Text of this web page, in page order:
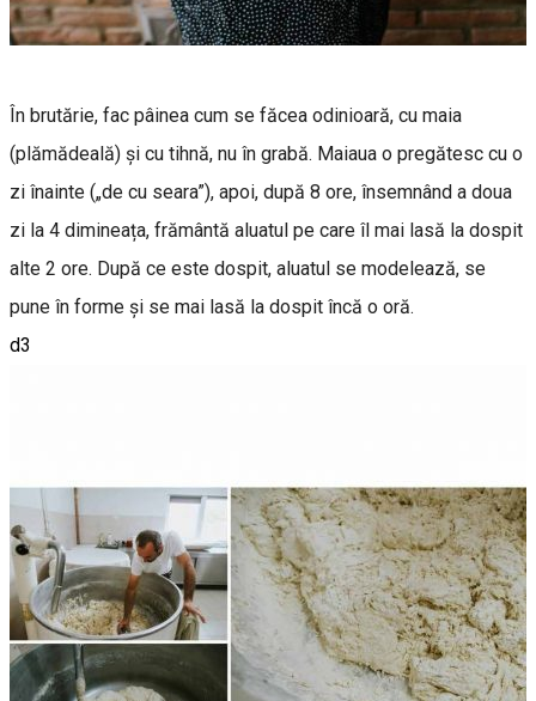
În brutărie, fac pâinea cum se făcea odinioară, cu maia
(plămădeală) și cu tihnă, nu în grabă. Maiaua o pregătesc cu o
zi înainte („de cu seara”), apoi, după 8 ore, însemnând a doua
zi la 4 dimineața, frământă aluatul pe care îl mai lasă la dospit
alte 2 ore. După ce este dospit, aluatul se modelează, se
pune în forme și se mai lasă la dospit încă o oră.
d3